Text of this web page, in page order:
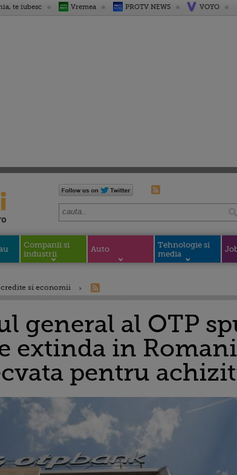
te iubesc Vremea PROTV NEWS VOYO
Companii si
industrii
Auto
Tehnologie si
media
credite si economii
general al OTP
extinda in
pentru